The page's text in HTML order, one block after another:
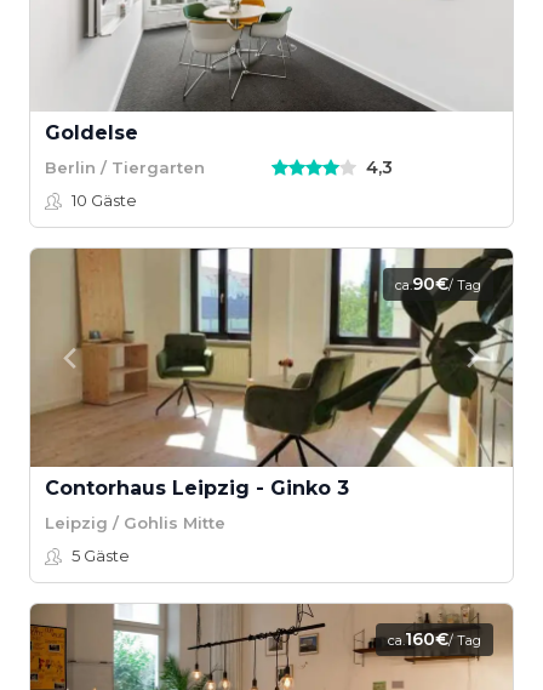
Goldelse
Berlin / Tiergarten 4,3
10 Gäste
ca.90€/ Tag
Contorhaus Leipzig - Ginko 3
Leipzig / Gohlis Mitte
5 Gäste
ca.160€/ Tag